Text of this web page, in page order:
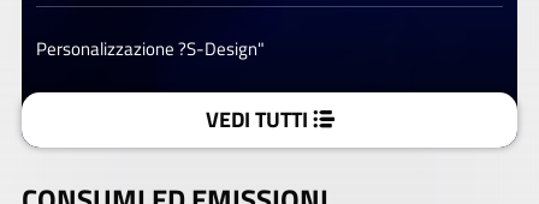
Personalizzazione ?S-Design"
VEDI TUTTI